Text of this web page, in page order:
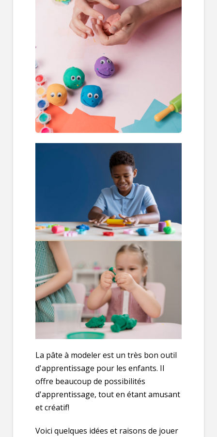
La pâte à modeler est un très bon outil
d'apprentissage pour les enfants. Il
offre beaucoup de possibilités
d'apprentissage, tout en étant amusant
et créatif!
Voici quelques idées et raisons de jouer